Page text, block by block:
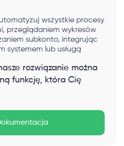
wszystkie procesy
przeglądaniem wykresów
subkonto, integrując
systemem lub usługą
rozwiązanie można
funkcję, która Cię